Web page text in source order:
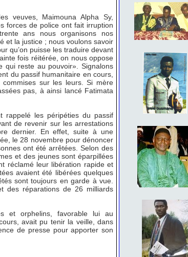
veuves, Maimouna Alpha Sy,
forces de police ont fait irruption
ans nous organisons nos
et la justice ; nous voulons savoir
qu’on puisse les traduire devant
fois réitérée, on nous oppose
qui reste au pouvoir». Signalons
du passif humanitaire en cours,
sur les leurs. Si mère
pas, à ainsi lancé Fatimata
rappelé les péripéties du passif
de revenir sur les arrestations
dernier. En effet, suite à une
le 28 novembre pour dénoncer
ont été arrêtées. Selon des
et des jeunes sont éparpillées
réclamé leur libération rapide et
avaient été libérées quelques
sont toujours en garde à vue.
des réparations de 26 milliards
et orphelins, favorable lui au
avait pu tenir la veille, dans
de presse pour apporter son